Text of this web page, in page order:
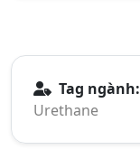
Tag ngành:
Urethane